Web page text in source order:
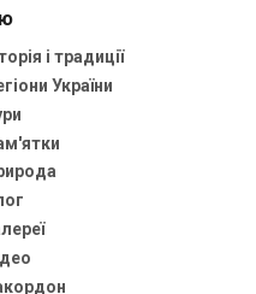
і традиції
України